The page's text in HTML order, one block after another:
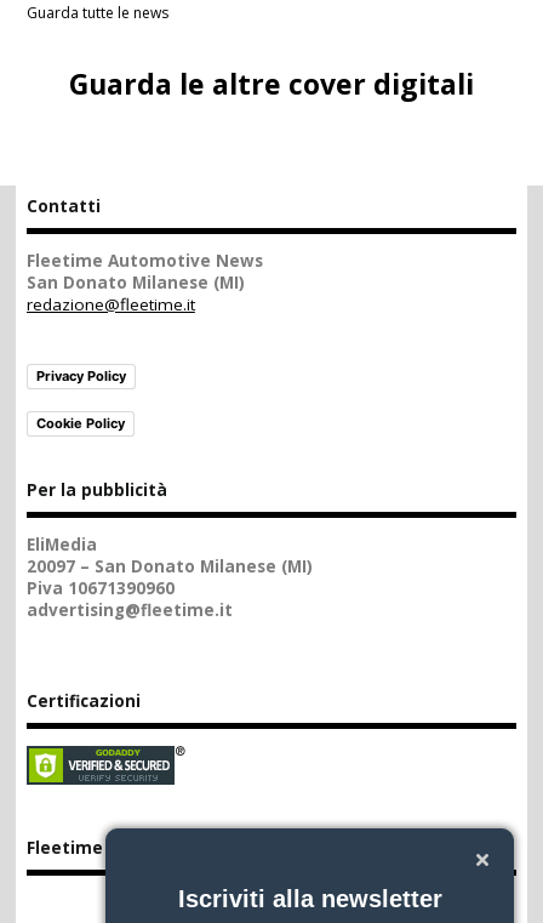
Guarda tutte le news
Iscriviti alla newsletter
Guarda le altre cover digitali
Contatti
Fleetime Automotive News
San Donato Milanese (MI)
redazione@fleetime.it
Privacy Policy
Cookie Policy
Per la pubblicità
EliMedia
20097 – San Donato Milanese (MI)
Piva 10671390960
advertising@fleetime.it
Certificazioni
Fleetime App